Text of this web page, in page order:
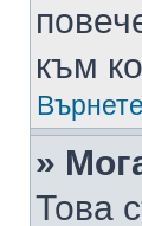
към
»
Това